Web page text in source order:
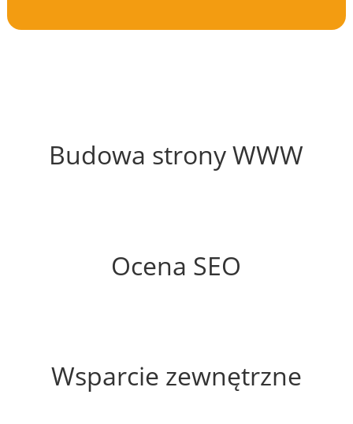
Budowa strony WWW
Ocena SEO
Wsparcie zewnętrzne